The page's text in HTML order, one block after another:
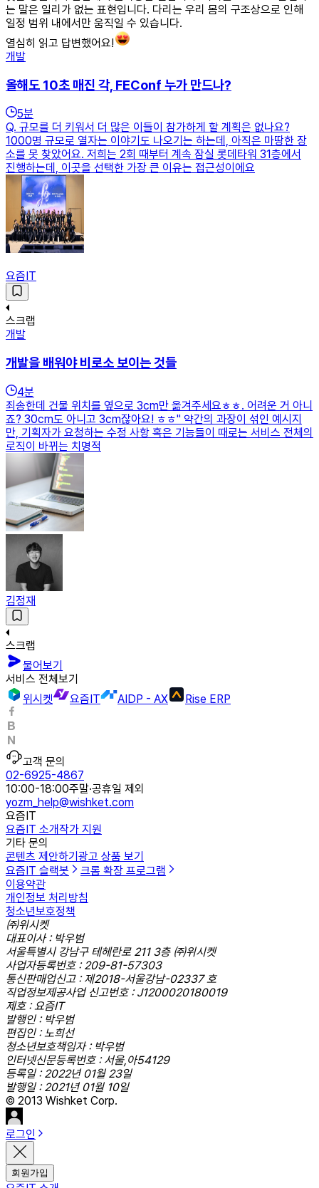
는 말은 일리가 없는 표현입니다. 다리는 우리 몸의 구조상으로 인해
일정 범위 내에서만 움직일 수 있습니다.
열심히 읽고 답변했어요!
개발
올해도 10초 매진 각, FEConf 누가 만드나?
5분
Q. 규모를 더 키워서 더 많은 이들이 참가하게 할 계획은 없나요?
1000명 규모로 열자는 이야기도 나오기는 하는데, 아직은 마땅한 장
소를 못 찾았어요. 저희는 2회 때부터 계속 잠실 롯데타워 31층에서
진행하는데, 이곳을 선택한 가장 큰 이유는 접근성이에요
요즘IT
스크랩
개발
개발을 배워야 비로소 보이는 것들
4분
죄송한데 건물 위치를 옆으로 3cm만 옮겨주세요ㅎㅎ. 어려운 거 아니
죠? 30cm도 아니고 3cm잖아요! ㅎㅎ" 약간의 과장이 섞인 예시지
만, 기획자가 요청하는 수정 사항 혹은 기능들이 때로는 서비스 전체의
로직이 바뀌는 치명적
김정재
스크랩
물어보기
서비스 전체보기
위시켓
요즘IT AIDP - AX Rise ERP
고객 문의
02-6925-4867
10:00-18:00주말·공휴일 제외
yozm_help@wishket.com
요즘IT
요즘IT 소개작가 지원
기타 문의
콘텐츠 제안하기광고 상품 보기
요즘IT 슬랙봇
크롬 확장 프로그램
이용약관
개인정보 처리방침
청소년보호정책
㈜위시켓
대표이사 : 박우범
서울특별시 강남구 테헤란로 211 3층 ㈜위시켓
사업자등록번호 : 209-81-57303
통신판매업신고 : 제2018-서울강남-02337 호
직업정보제공사업 신고번호 : J1200020180019
제호 : 요즘IT
발행인 : 박우범
편집인 : 노희선
청소년보호책임자 : 박우범
인터넷신문등록번호 : 서울,아54129
등록일 : 2022년 01월 23일
발행일 : 2021년 01월 10일
© 2013 Wishket Corp.
로그인
회원가입